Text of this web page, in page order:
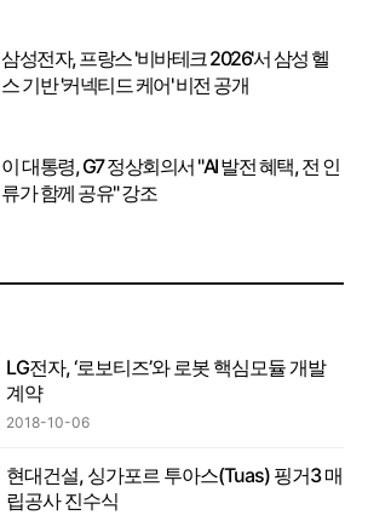
삼성전자, 프랑스 '비바테크 2026'서 삼성 헬
스 기반 '커넥티드 케어' 비전 공개
이 대통령, G7 정상회의서 "AI 발전 혜택, 전 인
류가 함께 공유" 강조
LG전자, ‘로보티즈’와 로봇 핵심모듈 개발
계약
2018-10-06
현대건설, 싱가포르 투아스(Tuas) 핑거3 매
립공사 진수식